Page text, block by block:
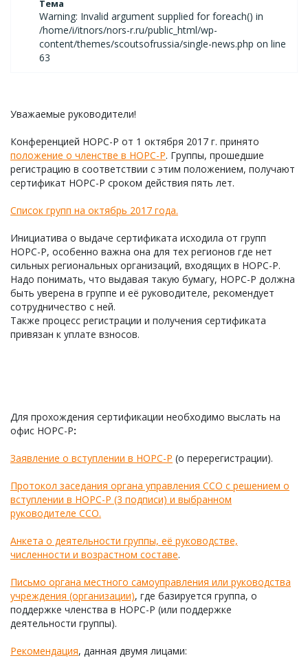
Тема
Warning: Invalid argument supplied for foreach() in
/home/i/itnors/nors-r.ru/public_html/wp-
content/themes/scoutsofrussia/single-news.php on line
63
Уважаемые руководители!
Конференцией НОРС-Р от 1 октября 2017 г. принято
положение о членстве в НОРС-Р. Группы, прошедшие
регистрацию в соответствии с этим положением, получают
сертификат НОРС-Р сроком действия пять лет.
Список групп на октябрь 2017 года.
Инициатива о выдаче сертификата исходила от групп
НОРС-Р, особенно важна она для тех регионов где нет
сильных региональных организаций, входящих в НОРС-Р.
Надо понимать, что выдавая такую бумагу, НОРС-Р должна
быть уверена в группе и её руководителе, рекомендует
сотрудничество с ней.
Также процесс регистрации и получения сертификата
привязан к уплате взносов.
Для прохождения сертификации необходимо выслать на
офис НОРС-Р:
Заявление о вступлении в НОРС-Р (о перерегистрации).
Протокол заседания органа управления ССО с решением о
вступлении в НОРС-Р (3 подписи) и выбранном
руководителе ССО.
Анкета о деятельности группы, её руководстве,
численности и возрастном составе.
Письмо органа местного самоуправления или руководства
учреждения (организации), где базируется группа, о
поддержке членства в НОРС-Р (или поддержке
деятельности группы).
Рекомендация, данная двумя лицами: